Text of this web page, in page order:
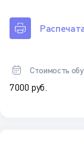
Стоимость
7 000 руб.